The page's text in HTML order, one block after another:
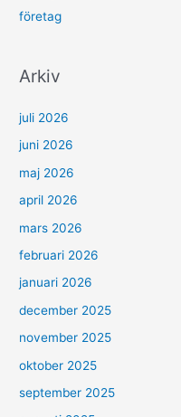
företag
Arkiv
juli 2026
juni 2026
maj 2026
april 2026
mars 2026
februari 2026
januari 2026
december 2025
november 2025
oktober 2025
september 2025